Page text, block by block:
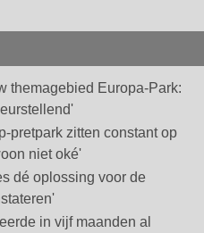
themagebied Europa-Park:
pretpark zitten constant op
niet oké'
dé oplossing voor de
in vijf maanden al